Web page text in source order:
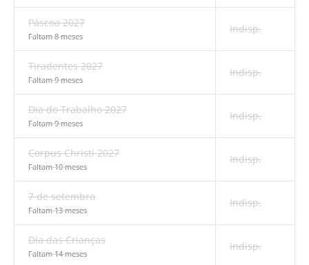
Páscoa 2027
Faltam 8 meses
Indisp.
Tiradentes 2027
Faltam 9 meses
Indisp.
Dia do Trabalho 2027
Faltam 9 meses
Indisp.
Corpus Christi 2027
Faltam 10 meses
Indisp.
7 de setembro
Faltam 13 meses
Indisp.
Dia das Crianças
Faltam 14 meses
Indisp.